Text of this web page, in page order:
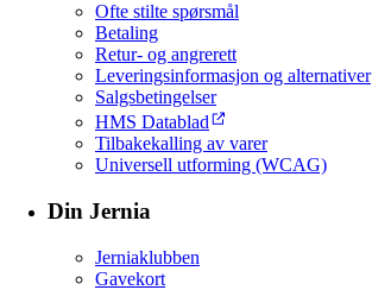
Ofte stilte spørsmål
Betaling
Retur- og angrerett
Leveringsinformasjon og alternativer
Salgsbetingelser
HMS Datablad
Tilbakekalling av varer
Universell utforming (WCAG)
Din Jernia
Jerniaklubben
Gavekort